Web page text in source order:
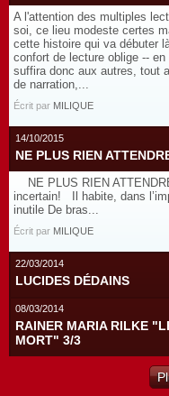
A l'attention des multiples
soi, ce lieu modeste certes
cette histoire qui va débuter
confort de lecture oblige -- en
suffira donc aux autres, tout
de narration,...
Écrit par MILIQUE
14/10/2015
NE PLUS RIEN
NE PLUS RIEN
incertain! Il habite, dans
inutile De bras...
Écrit par MILIQUE
22/03/2014
LUCIDES DÉDAINS
08/03/2014
RAINER MARIA RILKE
MORT" 3/3